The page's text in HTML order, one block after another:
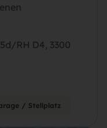
RH D4, 3300
/ Stellplatz